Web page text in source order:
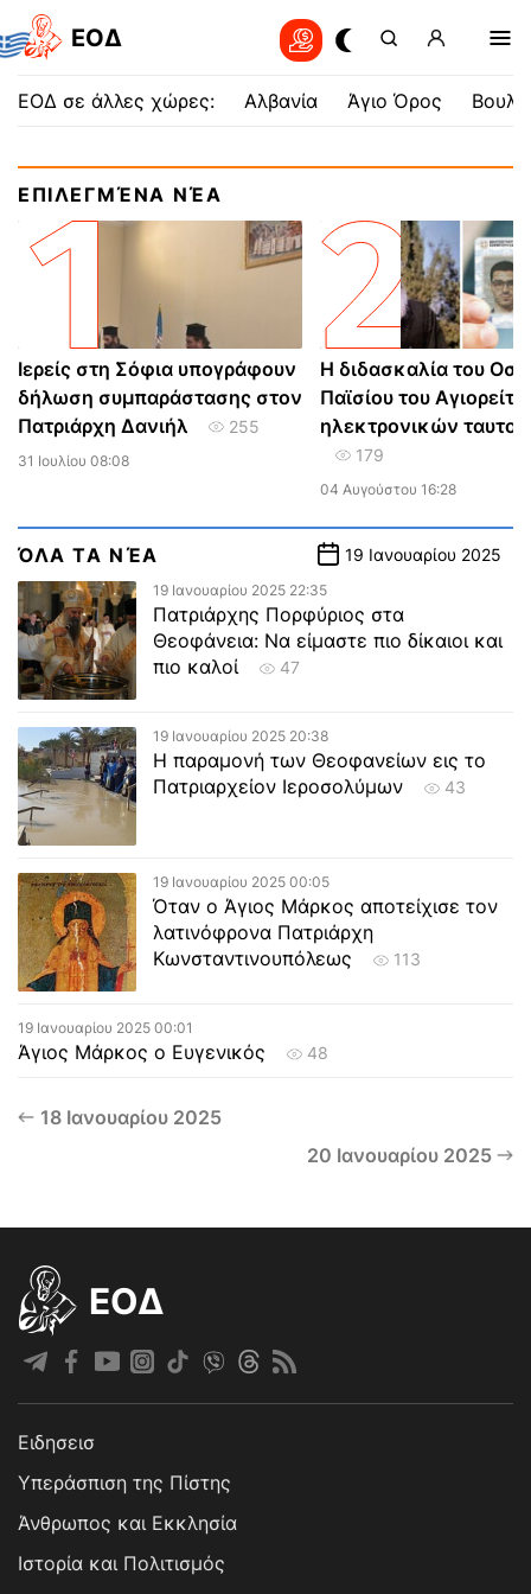
EOΔ
ΕΟΔ σε άλλες χώρες: Αλβανία Άγιο Όρος
ΕΠΙΛΕΓΜΈΝΑ ΝΈΑ
Ιερείς στη Σόφια υπογράφουν
δήλωση συμπαράστασης στον
Πατριάρχη Δανιήλ
255
31 Ιουλίου 08:08
Η διδασκαλία του
Παϊσίου του
ηλεκτρονικών
179
04 Αυγούστου 16:28
ΌΛΑ ΤΑ ΝΈΑ 19 Ιανουαρίου 2025
19 Ιανουαρίου 2025 22:35
Πατριάρχης Πορφύριος στα
Θεοφάνεια: Να είμαστε πιο δίκαιοι και
πιο καλοί
47
19 Ιανουαρίου 2025 20:38
Η παραμονή των Θεοφανείων εις το
Πατριαρχείον Ιεροσολύμων
43
19 Ιανουαρίου 2025 00:05
Όταν ο Άγιος Μάρκος αποτείχισε τον
λατινόφρονα Πατριάρχη
Κωνσταντινουπόλεως
113
19 Ιανουαρίου 2025 00:01
Άγιος Μάρκος ο Ευγενικός 48
18 Ιανουαρίου 2025
20 Ιανουαρίου 2025
EOΔ
Ειδησεισ
Υπεράσπιση της Πίστης
Άνθρωπος και Εκκλησία
Ιστορία και Πολιτισμός